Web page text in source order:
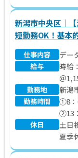
年収
■1年
・基
・各
■3年
・基
・各
■5年
・基
・各
年間
新潟市中央区｜
短勤務OK！基本
で10分
仕事内容 デー
給与
時給
＠
※別
勤務地 新潟
勤務時間
①8：
②13
休日
土日
夏季
年間